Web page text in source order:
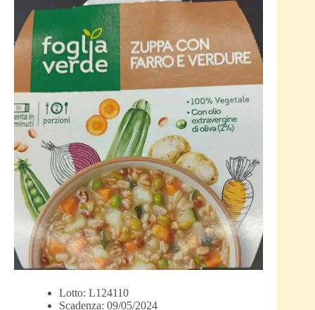
Lotto: L124110
Scadenza: 09/05/2024